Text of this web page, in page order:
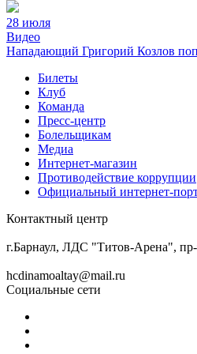
28 июля
Видео
Нападающий Григорий Козлов
Билеты
Клуб
Команда
Пресс-центр
Болельщикам
Медиа
Интернет-магазин
Противодействие коррупции
Официальный интернет-
Контактный центр
г.Барнаул, ЛДС "Титов-Арена",
hcdinamoaltay@mail.ru
Социальные сети